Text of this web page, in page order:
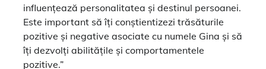
influențează personalitatea și destinul persoanei.
Este important să îți conștientizezi trăsăturile
pozitive și negative asociate cu numele Gina și să
îți dezvolți abilitățile și comportamentele
pozitive.”